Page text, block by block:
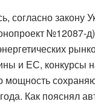
согласно закону
№12087-
и ЕС, конкурсы
Как пояснял